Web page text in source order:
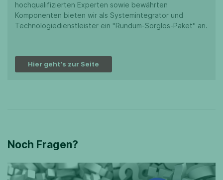
hochqualifizierten Experten sowie bewährten
Komponenten bieten wir als Systemintegrator und
Technologiedienstleister ein "Rundum-Sorglos-Paket" an.
Hier geht's zur Seite
Noch Fragen?